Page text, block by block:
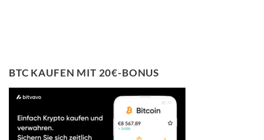
BTC KAUFEN MIT 20€-BONUS